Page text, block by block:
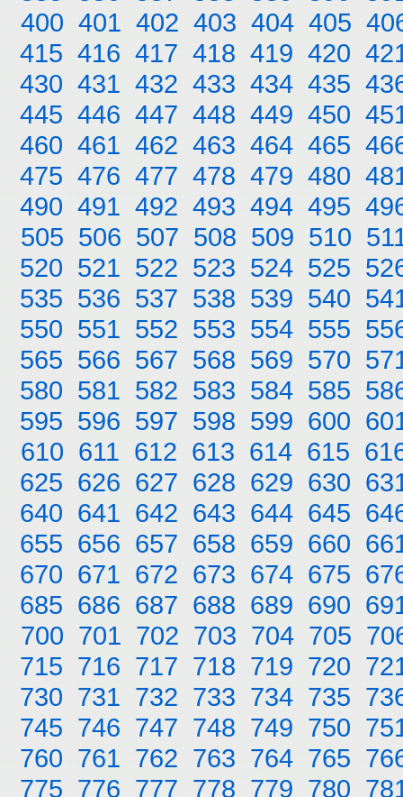
400 401 402 403 404 405
415 416 417 418 419 420
430 431 432 433 434 435
445 446 447 448 449 450
460 461 462 463 464 465
475 476 477 478 479 480
490 491 492 493 494 495
505 506 507 508 509 510
520 521 522 523 524 525
535 536 537 538 539 540
550 551 552 553 554 555
565 566 567 568 569 570
580 581 582 583 584 585
595 596 597 598 599 600
610 611 612 613 614 615
625 626 627 628 629 630
640 641 642 643 644 645
655 656 657 658 659 660
670 671 672 673 674 675
685 686 687 688 689 690
700 701 702 703 704 705
715 716 717 718 719 720
730 731 732 733 734 735
745 746 747 748 749 750
760 761 762 763 764 765
775 776 777 778 779 780